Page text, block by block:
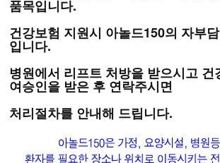
품목입니다.
건강보험 지원시 아놀드150의 자부
입니다.
병원에서 리프트 처방을 받으시고
여승인을 받은 후 연락주시면
처리절차를 안내해 드립니다.